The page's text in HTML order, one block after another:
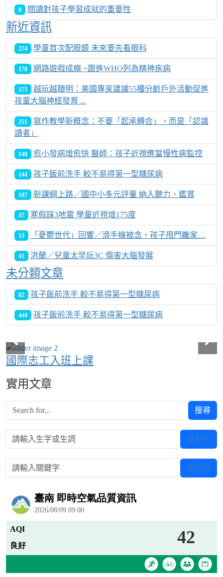
8 閱讀對孩子學習成就的重要性
新近資訊
274 學童首次配眼鏡 未來要先看眼科
178 網路遊戲成癮 ~跟進WHO列為精神疾病
275
越玩越聰明：美國專家建議55種分齡戶外活動促進
孩童大腦神經發育 ...
251
寫作教學新概念：不要「起承轉合」，而是「認識
讀者」
140 愈小發病增愈快 醫師：孩子近視應當慢性病監控
144 孩子飯前洗手 較不易得第一型糖尿病
107 新課綱上路／國中小多元評量 納入聽力、鑑賞
47 寒假踩3地雷 學童近視增175度
53 「憂鬱世代」回響／滑手機被念，孩子甩門離家…
41 洪蘭／兒童太早玩3C 傷害大腦發展
未分類文章
82 孩子飯前洗手 較不易得第一型糖尿病
444 孩子飯前洗手 較不易得第一型糖尿病
國際志工入班上課
實用文章
搜尋
請輸入生字或生詞 查生字
請輸入關鍵字 查百科